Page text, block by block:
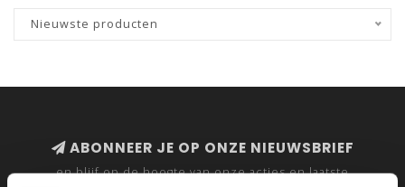
Nieuwste producten
ABONNEER JE OP ONZE NIEUWSBRIEF
en blijf op de hoogte van onze acties en laatste